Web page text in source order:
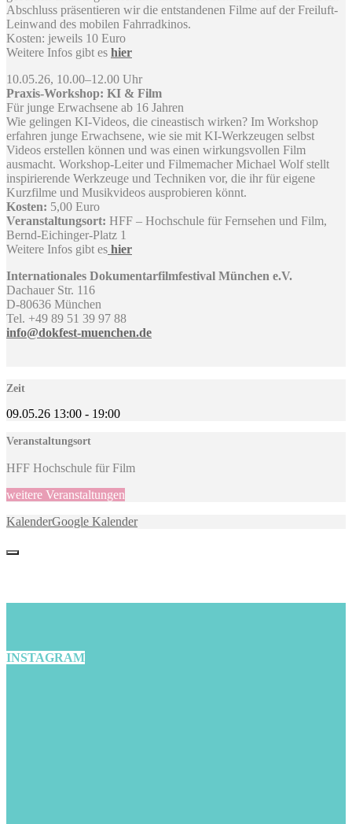
Abschluss präsentieren wir die entstandenen Filme auf der Freiluft-
Leinwand des mobilen Fahrradkinos.
Kosten: jeweils 10 Euro
Weitere Infos gibt es hier
10.05.26, 10.00–12.00 Uhr
Praxis-Workshop: KI & Film
Für junge Erwachsene ab 16 Jahren
Wie gelingen KI-Videos, die cineastisch wirken? Im Workshop
erfahren junge Erwachsene, wie sie mit KI-Werkzeugen selbst
Videos erstellen können und was einen wirkungsvollen Film
ausmacht. Workshop-Leiter und Filmemacher Michael Wolf stellt
inspirierende Werkzeuge und Techniken vor, die ihr für eigene
Kurzfilme und Musikvideos ausprobieren könnt.
Kosten: 5,00 Euro
Veranstaltungsort: HFF – Hochschule für Fernsehen und Film,
Bernd-Eichinger-Platz 1
Weitere Infos gibt es hier
Internationales Dokumentarfilmfestival München e.V.
Dachauer Str. 116
D-80636 München
Tel. +49 89 51 39 97 88
info@dokfest-muenchen.de
Zeit
09.05.26 13:00 - 19:00
Veranstaltungsort
HFF Hochschule für Film
weitere Veranstaltungen
KalenderGoogle Kalender
INSTAGRAM